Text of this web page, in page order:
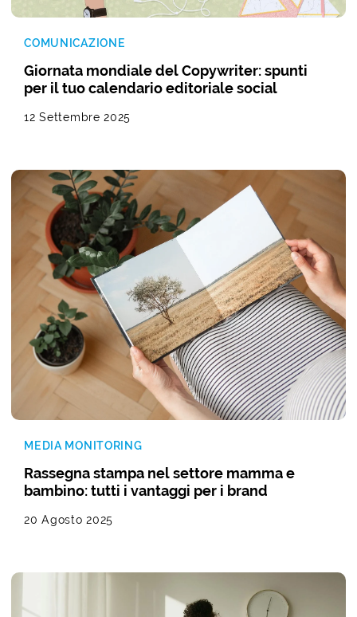
COMUNICAZIONE
Giornata mondiale del Copywriter: spunti
per il tuo calendario editoriale social
12 Settembre 2025
MEDIA MONITORING
Rassegna stampa nel settore mamma e
bambino: tutti i vantaggi per i brand
20 Agosto 2025